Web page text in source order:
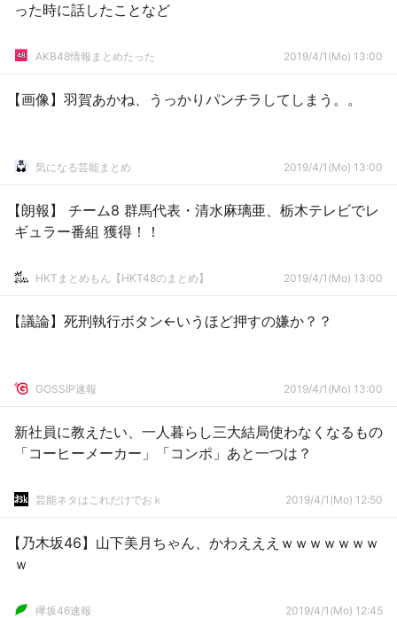
った時に話したことなど
AKB48情報まとめたった 2019/4/1(Mo) 13:00
【画像】羽賀あかね、うっかりパンチラしてしまう。。
気になる芸能まとめ 2019/4/1(Mo) 13:00
【朗報】 チーム8 群馬代表・清水麻璃亜、栃木テレビでレ
ギュラー番組 獲得！！
HKTまとめもん【HKT48のまとめ】 2019/4/1(Mo) 13:00
【議論】死刑執行ボタン←いうほど押すの嫌か？？
GOSSIP速報 2019/4/1(Mo) 13:00
新社員に教えたい、一人暮らし三大結局使わなくなるもの
「コーヒーメーカー」「コンポ」あと一つは？
芸能ネタはこれだけでおｋ 2019/4/1(Mo) 12:50
【乃木坂46】山下美月ちゃん、かわえええｗｗｗｗｗｗｗ
ｗ
欅坂46速報 2019/4/1(Mo) 12:45